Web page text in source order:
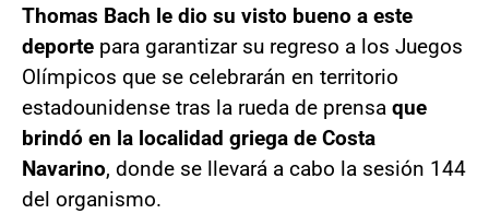
Thomas Bach le dio su visto bueno a este
deporte para garantizar su regreso a los Juegos
Olímpicos que se celebrarán en territorio
estadounidense tras la rueda de prensa que
brindó en la localidad griega de Costa
Navarino, donde se llevará a cabo la sesión 144
del organismo.